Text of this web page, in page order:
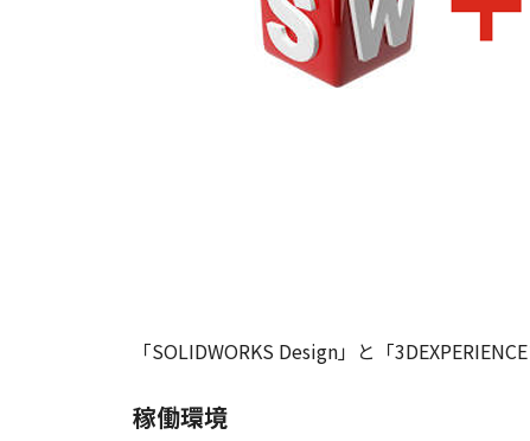
「SOLIDWORKS Design」と「
稼働環境